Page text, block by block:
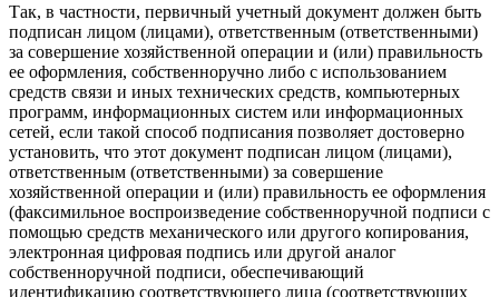
Так, в частности, первичный учетный документ должен быть
подписан лицом (лицами), ответственным (ответственными)
за совершение хозяйственной операции и (или) правильность
ее оформления, собственноручно либо с использованием
средств связи и иных технических средств, компьютерных
программ, информационных систем или информационных
сетей, если такой способ подписания позволяет достоверно
установить, что этот документ подписан лицом (лицами),
ответственным (ответственными) за совершение
хозяйственной операции и (или) правильность ее оформления
(факсимильное воспроизведение собственноручной подписи с
помощью средств механического или другого копирования,
электронная цифровая подпись или другой аналог
собственноручной подписи, обеспечивающий
идентификацию соответствующего лица (соответствующих